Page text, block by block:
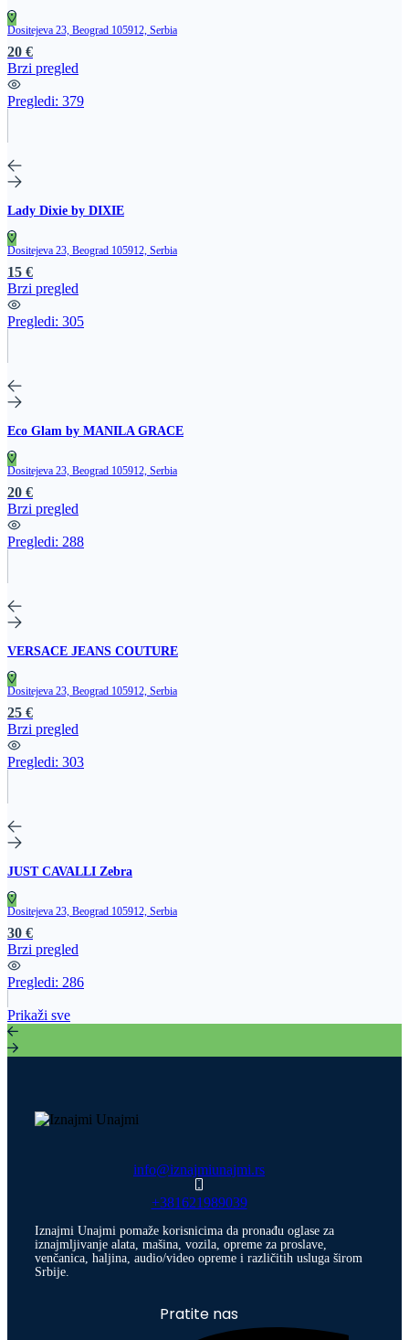
Dositejeva 23, Beograd 105912, Serbia
20 €
Brzi pregled
Pregledi: 379
Lady Dixie by DIXIE
Dositejeva 23, Beograd 105912, Serbia
15 €
Brzi pregled
Pregledi: 305
Eco Glam by MANILA GRACE
Dositejeva 23, Beograd 105912, Serbia
20 €
Brzi pregled
Pregledi: 288
VERSACE JEANS COUTURE
Dositejeva 23, Beograd 105912, Serbia
25 €
Brzi pregled
Pregledi: 303
JUST CAVALLI Zebra
Dositejeva 23, Beograd 105912, Serbia
30 €
Brzi pregled
Pregledi: 286
Prikaži sve
info@iznajmiunajmi.rs
+381621989039
Iznajmi Unajmi pomaže korisnicima da pronađu oglase za
iznajmljivanje alata, mašina, vozila, opreme za proslave,
venčanica, haljina, audio/video opreme i različitih usluga širom
Srbije.
Pratite nas